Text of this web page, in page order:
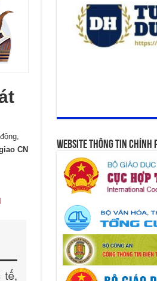
CN
Website Thông Tin Chính